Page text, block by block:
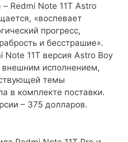
Redmi Note 11T Astro
«воспевает
прогресс,
и бесстрашие».
Note 11T версия Astro Boy
внешним исполнением,
темы
в комплекте поставки.
– 375 долларов.